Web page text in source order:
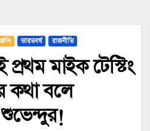
ভারতবর্ষ রাজনীতি
মাইক টেস্টিং
কথা বলে